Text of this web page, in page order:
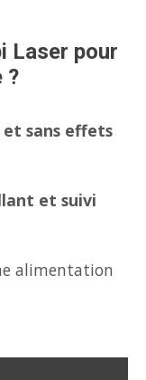
Laser pour
?
sans effets
et suivi
alimentation